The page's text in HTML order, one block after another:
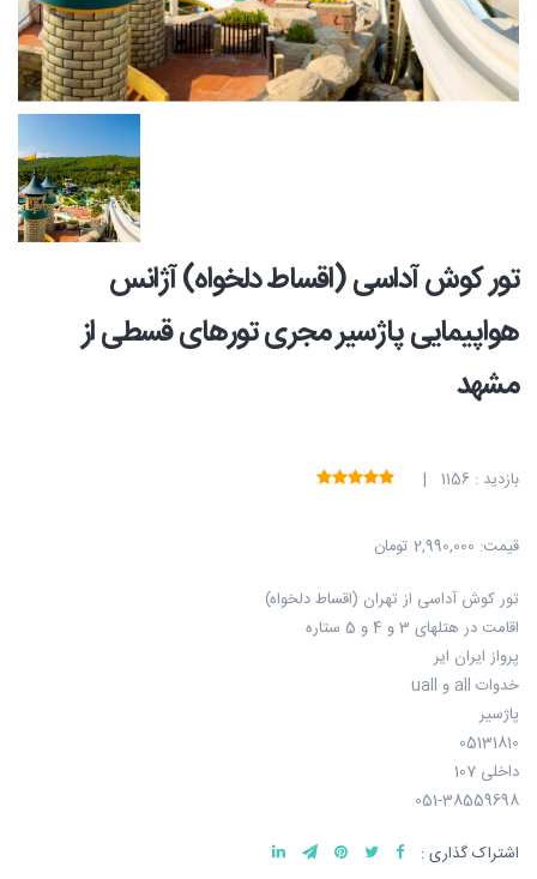
تور کوش آداسی (اقساط دلخواه) آژانس
هواپیمایی پاژسیر مجری تورهای قسطی از
مشهد
بازدید : 1156 |
قیمت: 2,990,000 تومان
تور کوش آداسی از تهران (اقساط دلخواه)
اقامت در هتلهای 3 و 4 و 5 ستاره
پرواز ایران ایر
خدوات all و uall
پاژسیر
05131810
داخلی 107
051-38559698
اشتراک گذاری :